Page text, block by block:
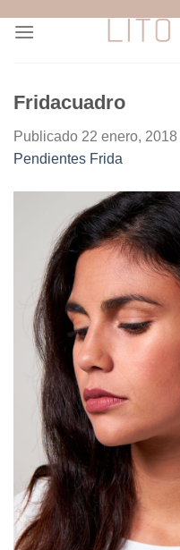
Fridacuadro
Publicado 22 enero, 2018
Pendientes Frida